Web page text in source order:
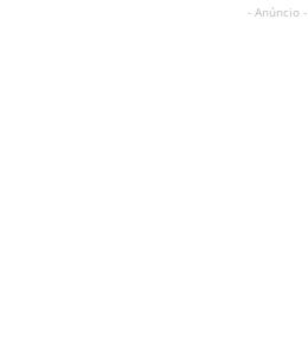
- Anúncio -